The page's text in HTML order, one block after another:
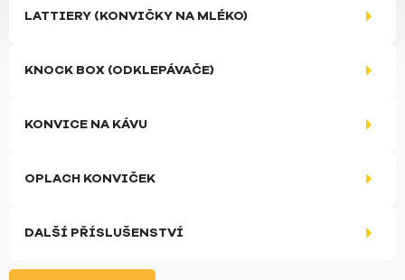
LATTIERY (KONVIČKY NA MLÉKO)
KNOCK BOX (ODKLEPÁVAČE)
KONVICE NA KÁVU
OPLACH KONVIČEK
DALŠÍ PŘÍSLUŠENSTVÍ